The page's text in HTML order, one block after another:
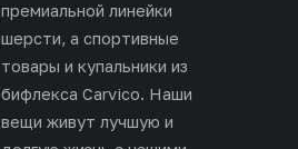
премиальной линейки
шерсти, а спортивные
товары и купальники из
бифлекса Carvico. Наши
вещи живут лучшую и